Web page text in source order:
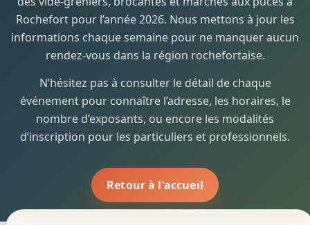
Rochefort pour l’année 2026. Nous mettons à jour les
informations chaque semaine pour ne manquer aucun
rendez-vous dans la région rochefortaise.
N’hésitez pas à consulter le détail de chaque
événement pour connaître l’adresse, les horaires, le
nombre d’exposants, ou encore les modalités
d’inscription pour les particuliers et professionnels.
Retour à l'accueil